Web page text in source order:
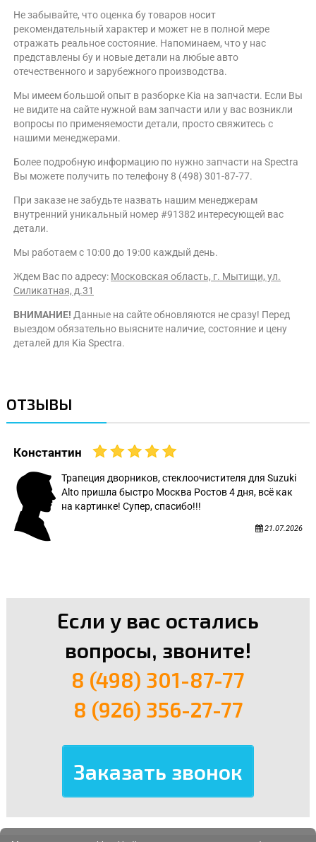
Не забывайте, что оценка бу товаров носит
рекомендательный характер и может не в полной мере
отражать реальное состояние. Напоминаем, что у нас
представлены бу и новые детали на любые авто
отечественного и зарубежного производства.
Мы имеем большой опыт в разборке Kia на запчасти. Если Вы
не видите на сайте нужной вам запчасти или у вас возникли
вопросы по применяемости детали, просто свяжитесь с
нашими менеджерами.
Более подробную информацию по нужно запчасти на Spectra
Вы можете получить по телефону 8 (498) 301-87-77.
При заказе не забудьте назвать нашим менеджерам
внутренний уникальный номер #91382 интересующей вас
детали.
Мы работаем с 10:00 до 19:00 каждый день.
Ждем Вас по адресу: Московская область, г. Мытищи, ул.
Силикатная, д.31
ВНИМАНИЕ! Данные на сайте обновляются не сразу! Перед
выездом обязательно выясните наличие, состояние и цену
деталей для Kia Spectra.
ОТЗЫВЫ
Константин
Трапеция дворников, стеклоочистителя для Suzuki
Alto пришла быстро Москва Ростов 4 дня, всё как
на картинке! Супер, спасибо!!!
21.07.2026
Если у вас остались
вопросы, звоните!
8 (498) 301-87-77
8 (926) 356-27-77